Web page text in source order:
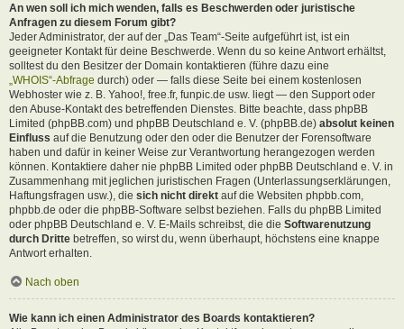
An wen soll ich mich wenden, falls es Beschwerden oder juristische
Anfragen zu diesem Forum gibt?
Jeder Administrator, der auf der „Das Team“-Seite aufgeführt ist, ist ein
geeigneter Kontakt für deine Beschwerde. Wenn du so keine Antwort erhältst,
solltest du den Besitzer der Domain kontaktieren (führe dazu eine
„WHOIS“-Abfrage durch) oder — falls diese Seite bei einem kostenlosen
Webhoster wie z. B. Yahoo!, free.fr, funpic.de usw. liegt — den Support oder
den Abuse-Kontakt des betreffenden Dienstes. Bitte beachte, dass phpBB
Limited (phpBB.com) und phpBB Deutschland e. V. (phpBB.de) absolut keinen
Einfluss auf die Benutzung oder den oder die Benutzer der Forensoftware
haben und dafür in keiner Weise zur Verantwortung herangezogen werden
können. Kontaktiere daher nie phpBB Limited oder phpBB Deutschland e. V. in
Zusammenhang mit jeglichen juristischen Fragen (Unterlassungserklärungen,
Haftungsfragen usw.), die sich nicht direkt auf die Websiten phpbb.com,
phpbb.de oder die phpBB-Software selbst beziehen. Falls du phpBB Limited
oder phpBB Deutschland e. V. E-Mails schreibst, die die Softwarenutzung
durch Dritte betreffen, so wirst du, wenn überhaupt, höchstens eine knappe
Antwort erhalten.
Nach oben
Wie kann ich einen Administrator des Boards kontaktieren?